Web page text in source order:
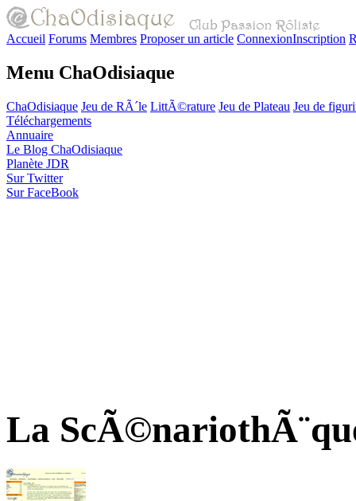
Accueil Forums Membres Proposer un article ConnexionInscription
Menu ChaOdisiaque
ChaOdisiaque Jeu de RÃ´le LittÃ©rature Jeu de Plateau Jeu de
Téléchargements
Annuaire
Le Blog ChaOdisiaque
Planète JDR
Sur Twitter
Sur FaceBook
La